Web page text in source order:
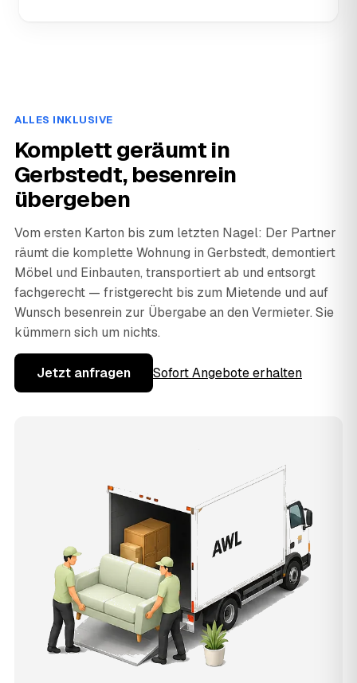
ALLES INKLUSIVE
Komplett geräumt in
Gerbstedt, besenrein
übergeben
Vom ersten Karton bis zum letzten Nagel: Der Partner
räumt die komplette Wohnung in Gerbstedt, demontiert
Möbel und Einbauten, transportiert ab und entsorgt
fachgerecht — fristgerecht bis zum Mietende und auf
Wunsch besenrein zur Übergabe an den Vermieter. Sie
kümmern sich um nichts.
Jetzt anfragen Sofort Angebote erhalten